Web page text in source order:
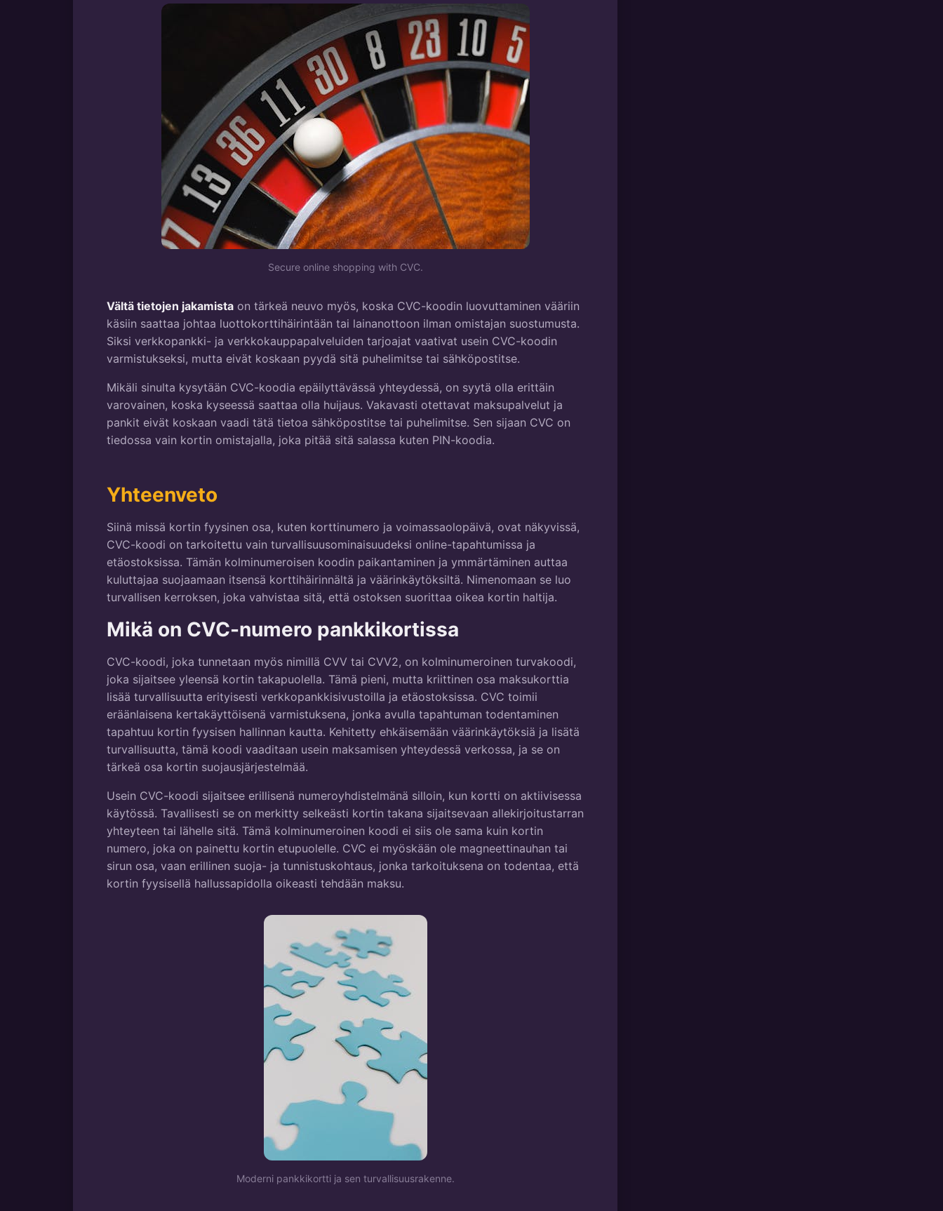
Secure online shopping with CVC.
Vältä tietojen jakamista on tärkeä neuvo myös, koska CVC-koodin luovuttaminen vääriin
käsiin saattaa johtaa luottokorttihäirintään tai lainanottoon ilman omistajan suostumusta.
Siksi verkkopankki- ja verkkokauppapalveluiden tarjoajat vaativat usein CVC-koodin
varmistukseksi, mutta eivät koskaan pyydä sitä puhelimitse tai sähköpostitse.
Mikäli sinulta kysytään CVC-koodia epäilyttävässä yhteydessä, on syytä olla erittäin
varovainen, koska kyseessä saattaa olla huijaus. Vakavasti otettavat maksupalvelut ja
pankit eivät koskaan vaadi tätä tietoa sähköpostitse tai puhelimitse. Sen sijaan CVC on
tiedossa vain kortin omistajalla, joka pitää sitä salassa kuten PIN-koodia.
Yhteenveto
Siinä missä kortin fyysinen osa, kuten korttinumero ja voimassaolopäivä, ovat näkyvissä,
CVC-koodi on tarkoitettu vain turvallisuusominaisuudeksi online-tapahtumissa ja
etäostoksissa. Tämän kolminumeroisen koodin paikantaminen ja ymmärtäminen auttaa
kuluttajaa suojaamaan itsensä korttihäirinnältä ja väärinkäytöksiltä. Nimenomaan se luo
turvallisen kerroksen, joka vahvistaa sitä, että ostoksen suorittaa oikea kortin haltija.
Mikä on CVC-numero pankkikortissa
CVC-koodi, joka tunnetaan myös nimillä CVV tai CVV2, on kolminumeroinen turvakoodi,
joka sijaitsee yleensä kortin takapuolella. Tämä pieni, mutta kriittinen osa maksukorttia
lisää turvallisuutta erityisesti verkkopankkisivustoilla ja etäostoksissa. CVC toimii
eräänlaisena kertakäyttöisenä varmistuksena, jonka avulla tapahtuman todentaminen
tapahtuu kortin fyysisen hallinnan kautta. Kehitetty ehkäisemään väärinkäytöksiä ja lisätä
turvallisuutta, tämä koodi vaaditaan usein maksamisen yhteydessä verkossa, ja se on
tärkeä osa kortin suojausjärjestelmää.
Usein CVC-koodi sijaitsee erillisenä numeroyhdistelmänä silloin, kun kortti on aktiivisessa
käytössä. Tavallisesti se on merkitty selkeästi kortin takana sijaitsevaan allekirjoitustarran
yhteyteen tai lähelle sitä. Tämä kolminumeroinen koodi ei siis ole sama kuin kortin
numero, joka on painettu kortin etupuolelle. CVC ei myöskään ole magneettinauhan tai
sirun osa, vaan erillinen suoja- ja tunnistuskohtaus, jonka tarkoituksena on todentaa, että
kortin fyysisellä hallussapidolla oikeasti tehdään maksu.
Moderni pankkikortti ja sen turvallisuusrakenne.